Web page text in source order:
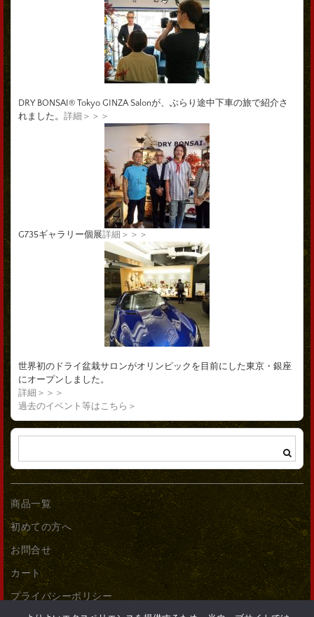
DRY BONSAI® Tokyo GINZA Salonが、ぶらり途中下車の旅で紹介さ
れました。 詳細＞＞＞
G735ギャラリー個展詳細＞＞＞
世界初のドライ盆栽サロンがオリンピックを目前にした東京・銀座
にオープンしました。
詳細＞＞＞
過去のイベント等はこちら＞
商品一覧
初めての方へ
お問合せ
カート
プライバシーポリシー